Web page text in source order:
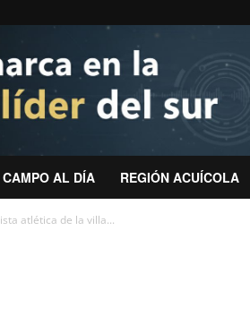
CAMPO AL DÍA REGIÓN ACUÍCOLA
atlética de la villa...